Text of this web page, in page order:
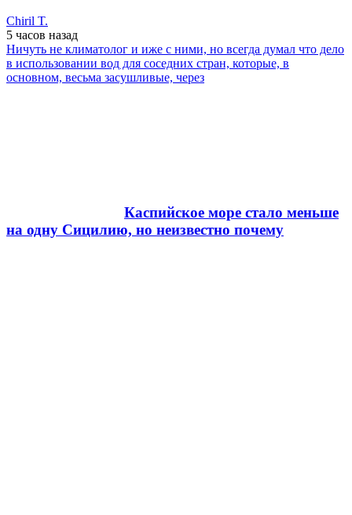
Chiril T.
5 часов назад
Ничуть не климатолог и иже с ними, но всегда думал что дело
в использовании вод для соседних стран, которые, в
основном, весьма засушливые, через
Каспийское море стало меньше
на одну Сицилию, но неизвестно почему